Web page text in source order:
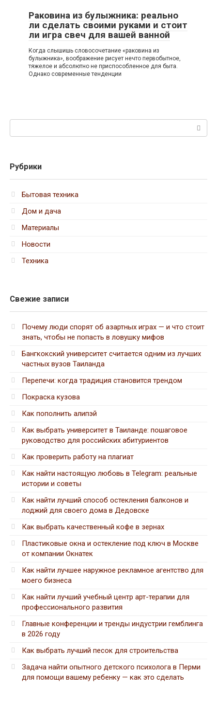
Раковина из булыжника: реально
ли сделать своими руками и стоит
ли игра свеч для вашей ванной
Когда слышишь словосочетание «раковина из
булыжника», воображение рисует нечто первобытное,
тяжелое и абсолютно не приспособленное для быта.
Однако современные тенденции
Рубрики
Бытовая техника
Дом и дача
Материалы
Новости
Техника
Свежие записи
Почему люди спорят об азартных играх — и что стоит
знать, чтобы не попасть в ловушку мифов
Бангкокский университет считается одним из лучших
частных вузов Таиланда
Перепечи: когда традиция становится трендом
Покраска кузова
Как пополнить алипэй
Как выбрать университет в Таиланде: пошаговое
руководство для российских абитуриентов
Как проверить работу на плагиат
Как найти настоящую любовь в Telegram: реальные
истории и советы
Как найти лучший способ остекления балконов и
лоджий для своего дома в Дедовске
Как выбрать качественный кофе в зернах
Пластиковые окна и остекление под ключ в Москве
от компании Окнатек
Как найти лучшее наружное рекламное агентство для
моего бизнеса
Как найти лучший учебный центр арт-терапии для
профессионального развития
Главные конференции и тренды индустрии гемблинга
в 2026 году
Как выбрать лучший песок для строительства
Задача найти опытного детского психолога в Перми
для помощи вашему ребенку — как это сделать